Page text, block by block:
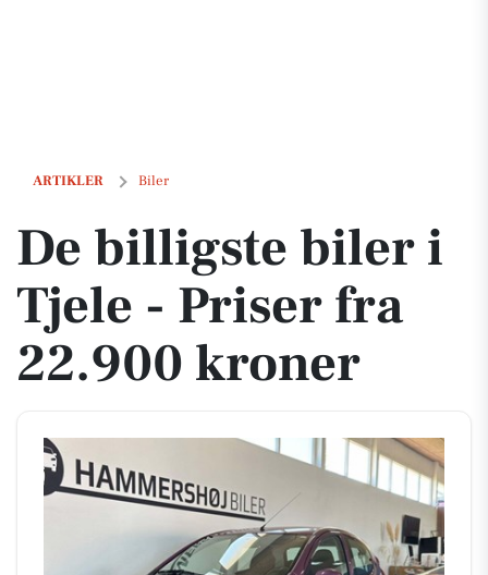
ARTIKLER Biler
De billigste biler i Tjele - Priser fra 22.900 kroner
De billigste biler i
Tjele - Priser fra
22.900 kroner